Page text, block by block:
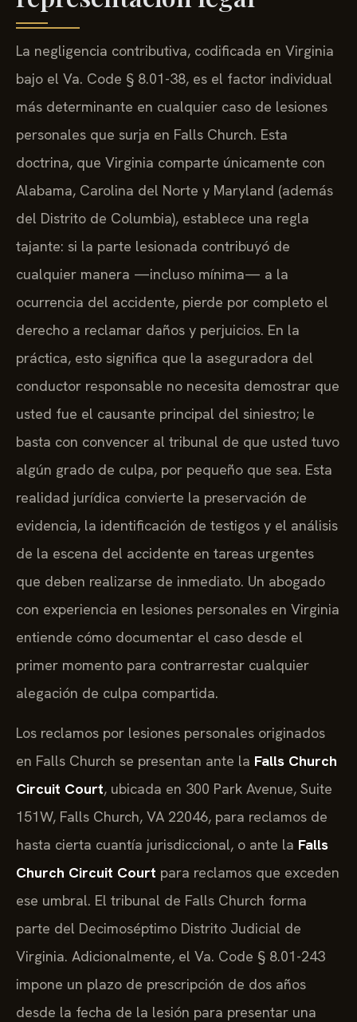
La negligencia contributiva, codificada en Virginia
bajo el Va. Code § 8.01-38, es el factor individual
más determinante en cualquier caso de lesiones
personales que surja en Falls Church. Esta
doctrina, que Virginia comparte únicamente con
Alabama, Carolina del Norte y Maryland (además
del Distrito de Columbia), establece una regla
tajante: si la parte lesionada contribuyó de
cualquier manera —incluso mínima— a la
ocurrencia del accidente, pierde por completo el
derecho a reclamar daños y perjuicios. En la
práctica, esto significa que la aseguradora del
conductor responsable no necesita demostrar que
usted fue el causante principal del siniestro; le
basta con convencer al tribunal de que usted tuvo
algún grado de culpa, por pequeño que sea. Esta
realidad jurídica convierte la preservación de
evidencia, la identificación de testigos y el análisis
de la escena del accidente en tareas urgentes
que deben realizarse de inmediato. Un abogado
con experiencia en lesiones personales en Virginia
entiende cómo documentar el caso desde el
primer momento para contrarrestar cualquier
alegación de culpa compartida.
Los reclamos por lesiones personales originados
en Falls Church se presentan ante la Falls Church
Circuit Court, ubicada en 300 Park Avenue, Suite
151W, Falls Church, VA 22046, para reclamos de
hasta cierta cuantía jurisdiccional, o ante la Falls
Church Circuit Court para reclamos que exceden
ese umbral. El tribunal de Falls Church forma
parte del Decimoséptimo Distrito Judicial de
Virginia. Adicionalmente, el Va. Code § 8.01-243
impone un plazo de prescripción de dos años
desde la fecha de la lesión para presentar una